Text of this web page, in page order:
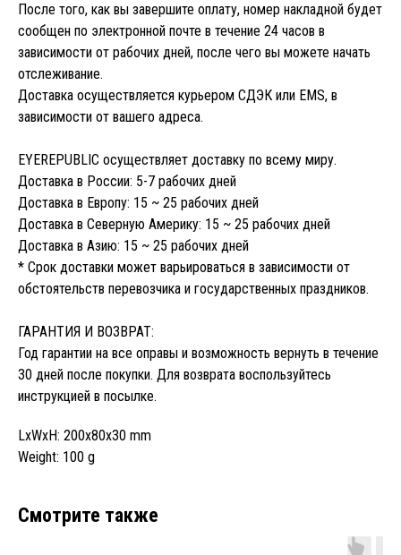
После того, как вы завершите оплату, номер накладной будет
сообщен по электронной почте в течение 24 часов в
зависимости от рабочих дней, после чего вы можете начать
отслеживание.
Доставка осуществляется курьером СДЭК или EMS, в
зависимости от вашего адреса.
EYEREPUBLIC осуществляет доставку по всему миру.
Доставка в России: 5-7 рабочих дней
Доставка в Европу: 15 ~ 25 рабочих дней
Доставка в Северную Америку: 15 ~ 25 рабочих дней
Доставка в Азию: 15 ~ 25 рабочих дней
* Срок доставки может варьироваться в зависимости от
обстоятельств перевозчика и государственных праздников.
ГАРАНТИЯ И ВОЗВРАТ:
Год гарантии на все оправы и возможность вернуть в течение
30 дней после покупки. Для возврата воспользуйтесь
инструкцией в посылке.
LxWxH: 200x80x30 mm
Weight: 100 g
Смотрите также